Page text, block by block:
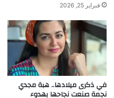
فبراير 25, 2026
في ذكرى ميلادها.. هبة مجدي
نجمة صنعت نجاحها بهدوء